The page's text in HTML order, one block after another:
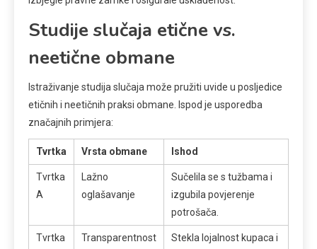
Studije slučaja etične vs.
neetične obmane
Istraživanje studija slučaja može pružiti uvide u posljedice
etičnih i neetičnih praksi obmane. Ispod je usporedba
značajnih primjera:
Tvrtka Vrsta obmane Ishod
Tvrtka
A
Lažno
oglašavanje
Sučelila se s tužbama i
izgubila povjerenje
potrošača.
Tvrtka
Transparentnost
Stekla lojalnost kupaca i